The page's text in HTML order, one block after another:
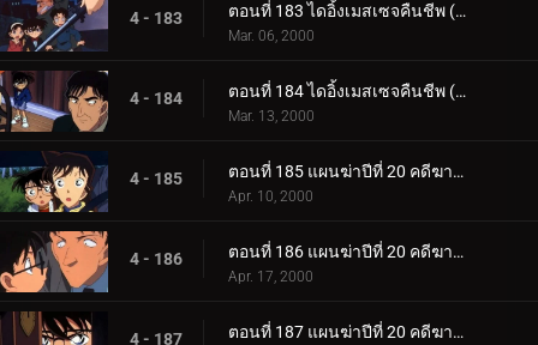
4 - 183 ตอนที่ 183 ไดอิ้งเมสเซจคืนชีพ (ตอนแรก)
Mar. 06, 2000
4 - 184 ตอนที่ 184 ไดอิ้งเมสเซจคืนชีพ (ตอนจบ)
Mar. 13, 2000
4 - 185 ตอนที่ 185 แผนฆ่าปีที่ 20 คดีฆาตกรรมต่อเนื่อง ซิมโฟนี่หมายเลข 1 (ตอนพิเศษ ตอนแรก)
Apr. 10, 2000
4 - 186 ตอนที่ 186 แผนฆ่าปีที่ 20 คดีฆาตกรรมต่อเนื่อง ซิมโฟนี่หมายเลข 1 (ตอนพิเศษ ตอนที่ 2)
Apr. 17, 2000
4 - 187 ตอนที่ 187 แผนฆ่าปีที่ 20 คดีฆาตกรรมต่อเนื่อง ซิมโฟนี่หมายเลข 1 (ตอนพิเศษ ตอนที่ 3)